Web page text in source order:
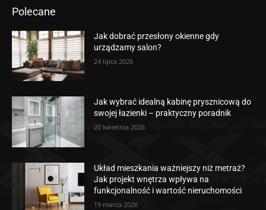
Polecane
Jak dobrać przesłony okienne gdy
urządzamy salon?
24 lipca 2026
Jak wybrać idealną kabinę prysznicową do
swojej łazienki – praktyczny poradnik
20 kwietnia 2026
Układ mieszkania ważniejszy niż metraż?
Jak projekt wnętrza wpływa na
funkcjonalność i wartość nieruchomości
19 marca 2026